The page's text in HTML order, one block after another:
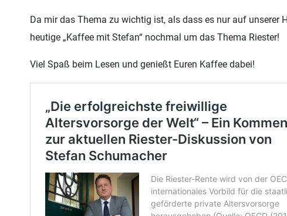
Da mir das Thema zu wichtig ist, als dass es nur auf unserer
heutige „Kaffee mit Stefan“ nochmal um das Thema Riester!
Viel Spaß beim Lesen und genießt Euren Kaffee dabei!